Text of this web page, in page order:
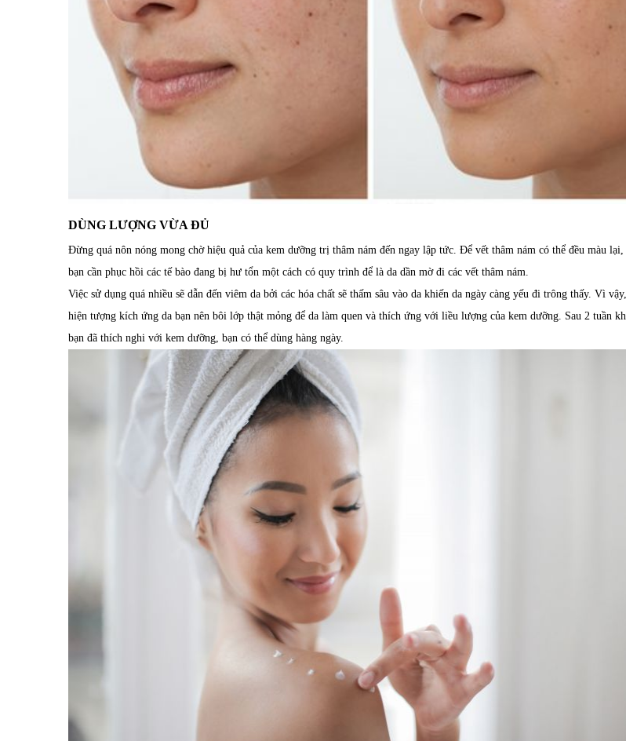
DÙNG LƯỢNG VỪA ĐỦ
Đừng quá nôn nóng mong chờ hiệu quả của kem dưỡng trị thâm nám đến ngay lập tức. Để vết thâm nám có thể đều màu
bạn cần phục hồi các tế bào đang bị hư tổn một cách có quy trình để là da dần mờ đi các vết thâm nám.
Việc sử dụng quá nhiều sẽ dẫn đến viêm da bởi các hóa chất sẽ thấm sâu vào da khiến da ngày càng yếu đi trông thấy. Vì
hiện tượng kích ứng da bạn nên bôi lớp thật mỏng để da làm quen và thích ứng với liều lượng của kem dưỡng. Sau 2 tuần
bạn đã thích nghi với kem dưỡng, bạn có thể dùng hàng ngày.